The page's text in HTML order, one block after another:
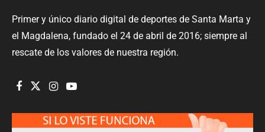
Primer y único diario digital de deportes de Santa Marta y
el Magdalena, fundado el 24 de abril de 2016; siempre al
rescate de los valores de nuestra región.